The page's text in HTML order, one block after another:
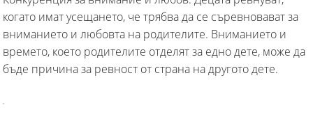
когато имат усещането, че трябва да се съревновават за
вниманието и любовта на родителите. Вниманието и
времето, което родителите отделят за едно дете, може да
бъде причина за ревност от страна на другото дете.